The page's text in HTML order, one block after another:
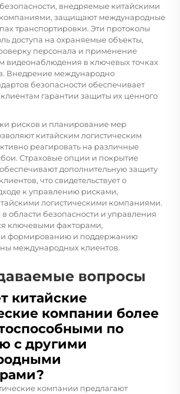
внедряемые китайскими
компаниями, защищают международные
транспортировки. Эти протоколы
доступа на охраняемые объекты,
персонала и применение
видеонаблюдения в ключевых точках
Внедрение международно
безопасности обеспечивает
гарантии защиты их ценного
рисков и планирование мер
китайским логистическим
реагировать на различные
Страховые опции и покрытие
обеспечивают дополнительную защиту
что свидетельствует о
к управлению рисками,
логистическими компаниями.
области безопасности и управления
ключевыми факторами,
формированию и поддержанию
международных клиентов.
вопросы
китайские
компании более
по
с другими
компании предлагают